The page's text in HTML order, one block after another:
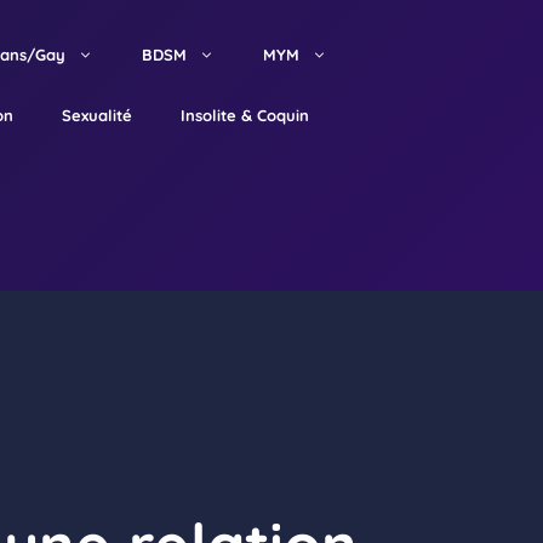
Gay BDSM MYM
Sexualité Insolite & Coquin